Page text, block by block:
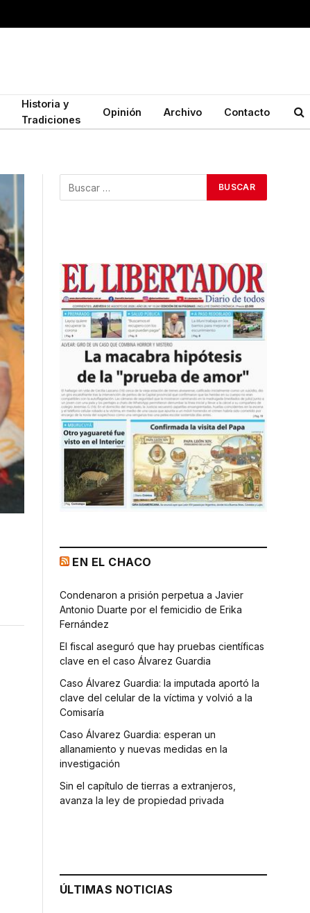
Historia y
Tradiciones
Opinión Archivo Contacto
EN EL CHACO
Condenaron a prisión perpetua a Javier
Antonio Duarte por el femicidio de Erika
Fernández
El fiscal aseguró que hay pruebas científicas
clave en el caso Álvarez Guardia
Caso Álvarez Guardia: la imputada aportó la
clave del celular de la víctima y volvió a la
Comisaría
Caso Álvarez Guardia: esperan un
allanamiento y nuevas medidas en la
investigación
Sin el capítulo de tierras a extranjeros,
avanza la ley de propiedad privada
ÚLTIMAS NOTICIAS